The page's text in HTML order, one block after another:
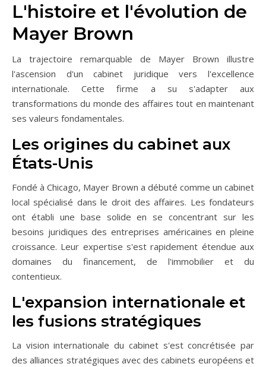
L'histoire et l'évolution de
Mayer Brown
La trajectoire remarquable de Mayer Brown illustre
l'ascension d'un cabinet juridique vers l'excellence
internationale. Cette firme a su s'adapter aux
transformations du monde des affaires tout en maintenant
ses valeurs fondamentales.
Les origines du cabinet aux
États-Unis
Fondé à Chicago, Mayer Brown a débuté comme un cabinet
local spécialisé dans le droit des affaires. Les fondateurs
ont établi une base solide en se concentrant sur les
besoins juridiques des entreprises américaines en pleine
croissance. Leur expertise s'est rapidement étendue aux
domaines du financement, de l'immobilier et du
contentieux.
L'expansion internationale et
les fusions stratégiques
La vision internationale du cabinet s'est concrétisée par
des alliances stratégiques avec des cabinets européens et